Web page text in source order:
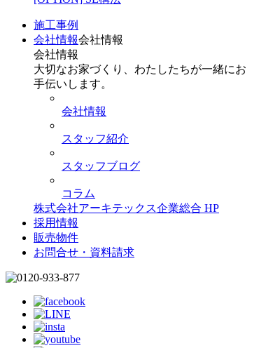
施工事例
会社情報会社情報
会社情報
大切なお家づくり、わたしたちが一緒にお
手伝いします。
会社情報
スタッフ紹介
スタッフブログ
コラム
株式会社アーキテックス企業総合 HP
採用情報
販売物件
お問合せ・資料請求